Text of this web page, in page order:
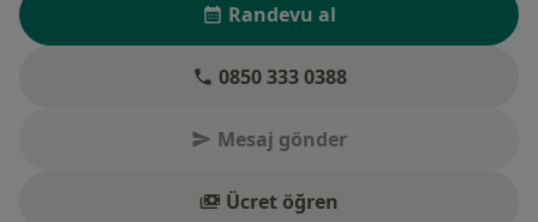
Randevu al
0850 333 0388
Mesaj gönder
Ücret öğren